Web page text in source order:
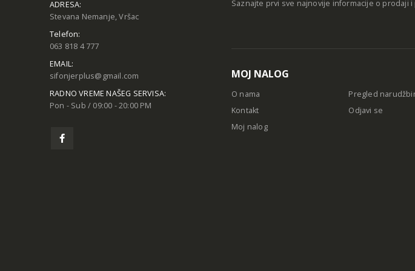
ADRESA:
Stevana Nemanje, Vršac
Telefon:
063 818 4 777
EMAIL:
sifonjerplus@gmail.com
RADNO VREME NAŠEG SERVISA:
Pon - Sub / 09:00 - 20:00 PM
Saznajte prvi sve najnovije informacije o prodaji i
MOJ NALOG
O nama
Kontakt
Moj nalog
Pregled
Odjavi se